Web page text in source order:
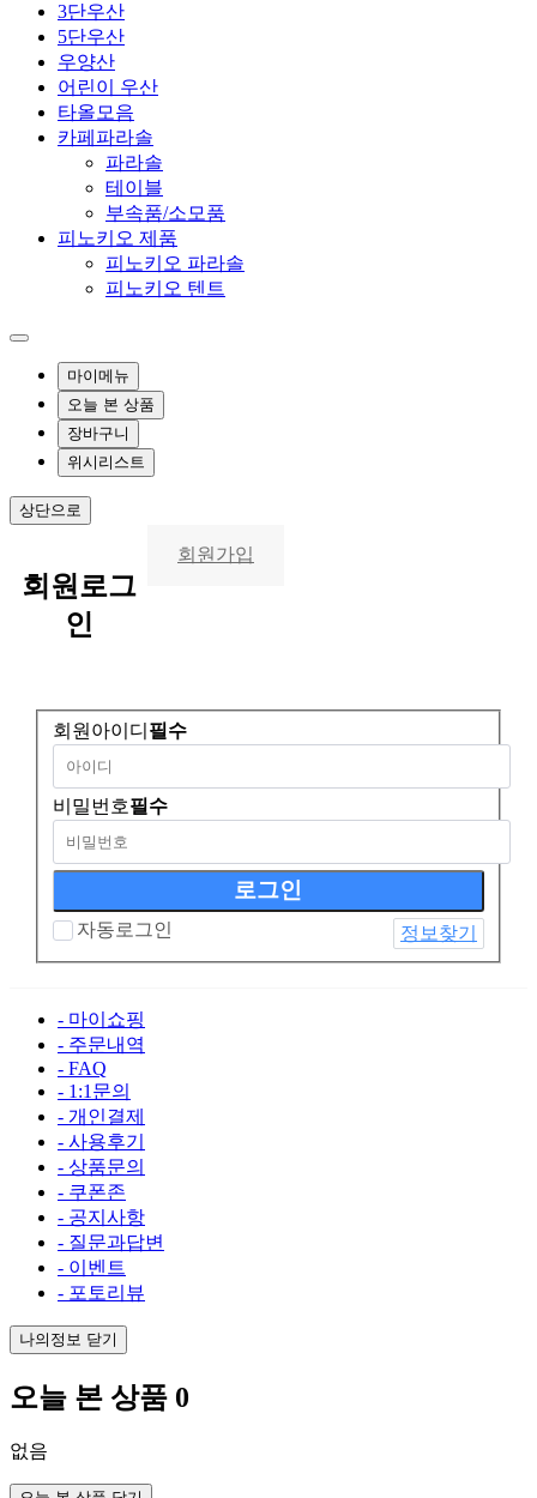
3단우산
5단우산
우양산
어린이 우산
타올모음
카페파라솔
파라솔
테이블
부속품/소모품
피노키오 제품
피노키오 파라솔
피노키오 텐트
마이메뉴
오늘 본 상품
장바구니
위시리스트
상단으로
회원 로그
인
회원가입
회원아이디 필수
비밀번호필수
자동로그인 정보찾기
- 마이쇼핑
- 주문내역
- FAQ
- 1:1문의
- 개인결제
- 사용후기
- 상품문의
- 쿠폰존
- 공지사항
- 질문과답변
- 이벤트
- 포토리뷰
나의정보 닫기
오늘 본 상품 0
없음